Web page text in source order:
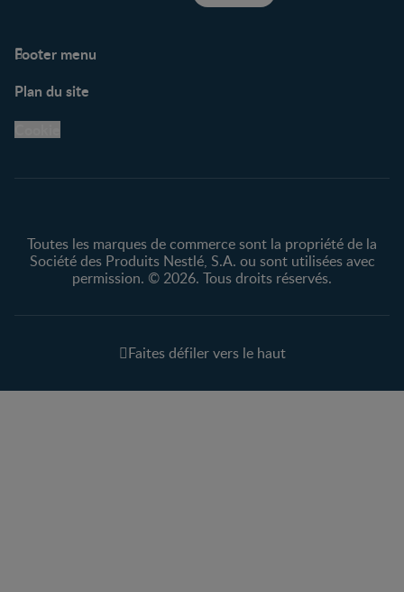
Footer menu
Centre de soutien
Avis légaux
Protection des
Plan du site
Toutes les marques de commerce sont la propriété de la
Société des Produits Nestlé, S.A. ou sont utilisées avec
permission. © 2026. Tous droits réservés.
Faites défiler vers le haut